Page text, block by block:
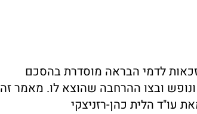
לדמי הבראה מוסדרת בהסכם
ובצו ההרחבה שהוצא לו. מאמר זה
עו"ד הלית כהן-רזניצקי